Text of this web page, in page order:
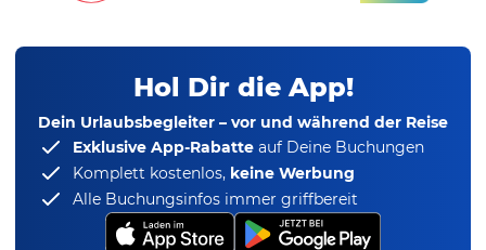
Hol Dir die App!
Dein Urlaubsbegleiter – vor und während der Reise
Exklusive App-Rabatte auf Deine Buchungen
Komplett kostenlos, keine Werbung
Alle Buchungsinfos immer griffbereit